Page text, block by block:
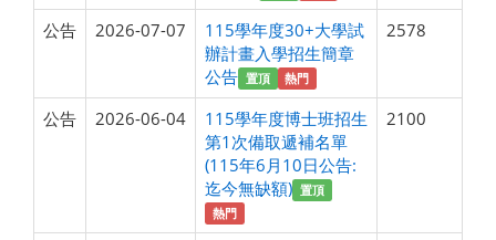
公告 2026-07-07
115學年度30+大學試
辦計畫入學招生簡章
公告 置頂 熱門
2578
公告 2026-06-04
115學年度博士班招生
第1次備取遞補名單
(115年6月10日公告:
迄今無缺額) 置頂
熱門
2100